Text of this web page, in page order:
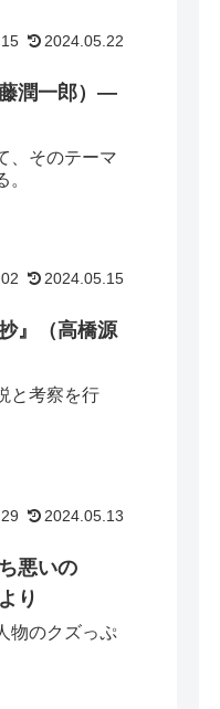
2024.05.22
潤一郎）—
、そのテーマ
2024.05.15
』（高橋源
と考察を行
2024.05.13
悪いの
り
物のクズっぷ